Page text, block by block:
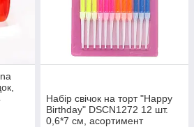
Набір свічок на торт "Happy
Birthday" DSCN1272 12 шт.
0,6*7 см, асортимент